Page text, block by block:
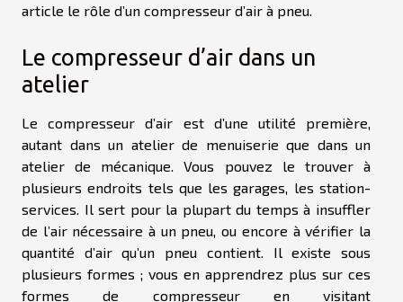
article le rôle d’un compresseur d’air à pneu.
Le compresseur d’air dans un
atelier
Le compresseur d’air est d’une utilité première,
autant dans un atelier de menuiserie que dans un
atelier de mécanique. Vous pouvez le trouver à
plusieurs endroits tels que les garages, les station-
services. Il sert pour la plupart du temps à insuffler
de l’air nécessaire à un pneu, ou encore à vérifier la
quantité d’air qu’un pneu contient. Il existe sous
plusieurs formes ; vous en apprendrez plus sur ces
formes de compresseur en visitant